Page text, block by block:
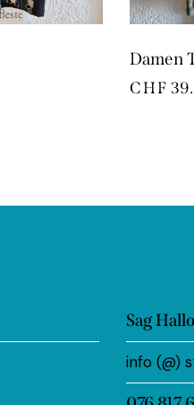
Damen
CHF
Sag Hallo
info (@)